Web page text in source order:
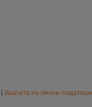
Заштита на лични податоци